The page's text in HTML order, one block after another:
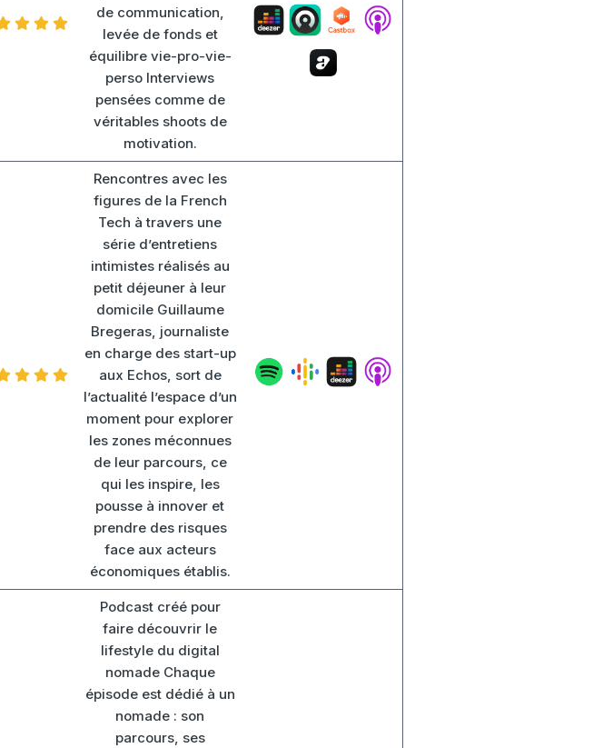
de communication,
levée de fonds et
équilibre vie-pro-vie-
perso Interviews
pensées comme de
véritables shoots de
motivation.
Rencontres avec les
figures de la French
Tech à travers une
série d’entretiens
intimistes réalisés au
petit déjeuner à leur
domicile Guillaume
Bregeras, journaliste
en charge des start-up
aux Echos, sort de
l’actualité l’espace d’un
moment pour explorer
les zones méconnues
de leur parcours, ce
qui les inspire, les
pousse à innover et
prendre des risques
face aux acteurs
économiques établis.
Podcast créé pour
faire découvrir le
lifestyle du digital
nomade Chaque
épisode est dédié à un
nomade : son
parcours, ses